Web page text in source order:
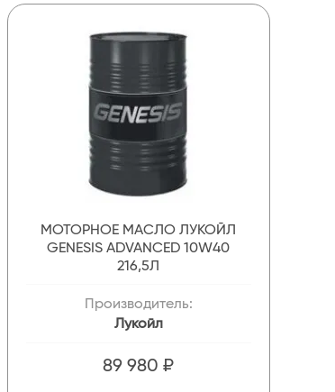
МОТОРНОЕ МАСЛО ЛУКОЙЛ
GENESIS ADVANCED 10W40
216,5Л
Производитель:
Лукойл
89 980 ₽